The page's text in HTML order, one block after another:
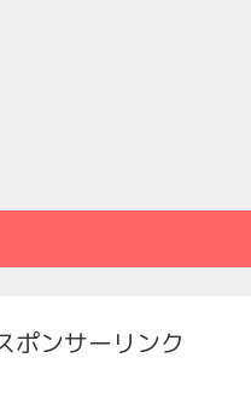
ポンサーリンク